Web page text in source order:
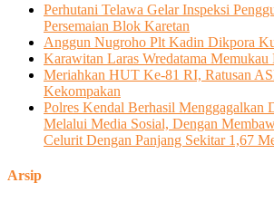
Perhutani Telawa Gelar Inspeksi
Persemaian Blok Karetan
Anggun Nugroho Plt Kadin Dikpora
Karawitan Laras Wredatama Memukau
Meriahkan HUT Ke-81 RI, Ratusan
Kekompakan
Polres Kendal Berhasil Menggagalkan
Melalui Media Sosial, Dengan
Celurit Dengan Panjang Sekitar 1,67
Arsip